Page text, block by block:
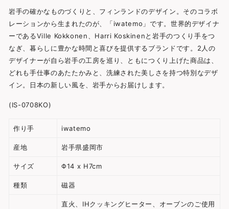
岩手の確かなものづくりと、フィンランドのデザイン。そのコラボ
レーションから生まれたのが、「iwatemo」です。世界的デザイナ
ーであるVille Kokkonen、Harri Koskinenと岩手のつくり手をつ
なぎ、暮らしに豊かな時間と喜びを提供するブランドです。2人の
デザイナーが自ら岩手の工房を巡り、ともにつくり上げた商品は、
どれも手仕事のあたたかみと、洗練された美しさを持つ特別なデザ
イン。日本の新しい風を、岩手からお届けします。
(IS-0708KO)
作り手 iwatemo
産地 岩手県盛岡市
サイズ Φ14 x H7cm
種類 磁器
直火、IHクッキングヒーター、オーブンのご使用